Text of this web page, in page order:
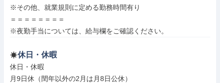
※その他、就業規則に定める勤務時間有り
＝＝＝＝＝＝＝＝
※夜勤手当については、給与欄をご確認ください。
休日・休暇
休日・休暇
月9日休（閏年以外の2月は月8日公休）